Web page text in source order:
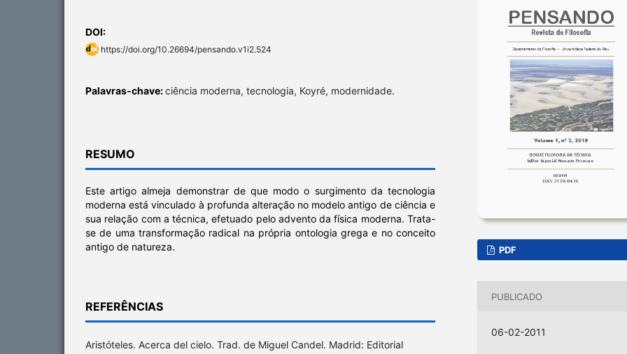
DOI:
https://doi.org/10.26694/pensando.v1i2.524
Palavras-chave:ciência moderna, tecnologia, Koyré, modernidade.
RESUMO
Este artigo almeja demonstrar de que modo o surgimento da tecnologia
moderna está vinculado à profunda alteração no modelo antigo de ciência e
sua relação com a técnica, efetuado pelo advento da física moderna. Trata-
se de uma transformação radical na própria ontologia grega e no conceito
antigo de natureza.
REFERÊNCIAS
Aristóteles. Acerca del cielo. Trad. de Miguel Candel. Madrid: Editorial
PDF
PUBLICADO
06-02-2011